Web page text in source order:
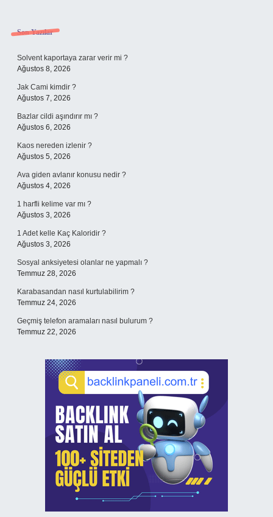
Sidebar
Son Yazılar
Solvent kaportaya zarar verir mi ?
Ağustos 8, 2026
Jak Cami kimdir ?
Ağustos 7, 2026
Bazlar cildi aşındırır mı ?
Ağustos 6, 2026
Kaos nereden izlenir ?
Ağustos 5, 2026
Ava giden avlanır konusu nedir ?
Ağustos 4, 2026
1 harfli kelime var mı ?
Ağustos 3, 2026
1 Adet kelle Kaç Kaloridir ?
Ağustos 3, 2026
Sosyal anksiyetesi olanlar ne yapmalı ?
Temmuz 28, 2026
Karabasandan nasıl kurtulabilirim ?
Temmuz 24, 2026
Geçmiş telefon aramaları nasıl bulurum ?
Temmuz 22, 2026